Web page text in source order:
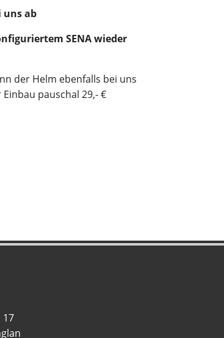
uns ab
SENA wieder
der Helm ebenfalls bei uns
pauschal 29,- €
17